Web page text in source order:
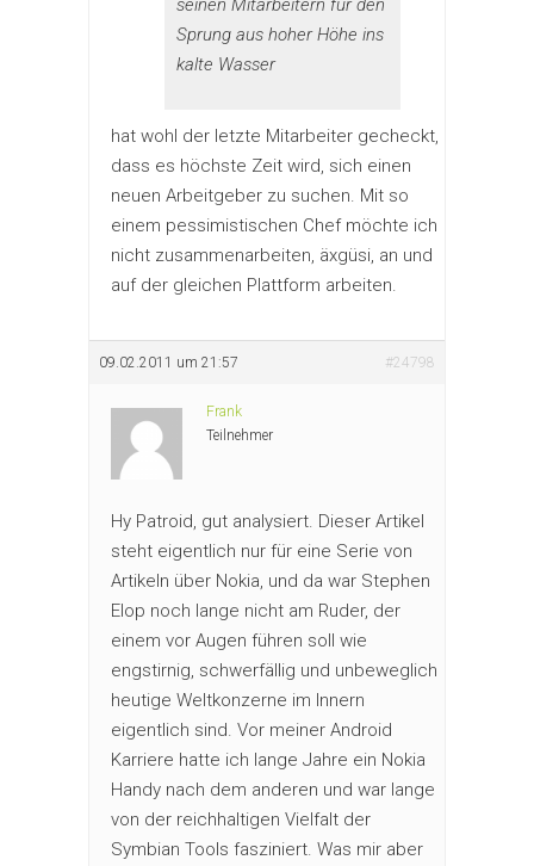
seinen Mitarbeitern für den
Sprung aus hoher Höhe ins
kalte Wasser
hat wohl der letzte Mitarbeiter gecheckt,
dass es höchste Zeit wird, sich einen
neuen Arbeitgeber zu suchen. Mit so
einem pessimistischen Chef möchte ich
nicht zusammenarbeiten, äxgüsi, an und
auf der gleichen Plattform arbeiten.
09.02.2011 um 21:57 #24798
Frank
Teilnehmer
Hy Patroid, gut analysiert. Dieser Artikel
steht eigentlich nur für eine Serie von
Artikeln über Nokia, und da war Stephen
Elop noch lange nicht am Ruder, der
einem vor Augen führen soll wie
engstirnig, schwerfällig und unbeweglich
heutige Weltkonzerne im Innern
eigentlich sind. Vor meiner Android
Karriere hatte ich lange Jahre ein Nokia
Handy nach dem anderen und war lange
von der reichhaltigen Vielfalt der
Symbian Tools fasziniert. Was mir aber